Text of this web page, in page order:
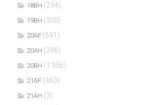
18BH (234)
19BH (300)
20AF (691)
20AH (246)
20BH (1.356)
21AF (460)
21AH (3)